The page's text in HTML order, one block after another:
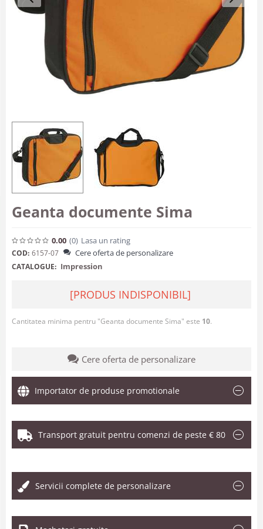
Geanta documente Sima
0.00 (0) Lasa un rating
COD: 6157-07 Cere oferta de personalizare
CATALOGUE: Impression
[PRODUS INDISPONIBIL]
Cantitatea minima pentru "Geanta documente Sima" este 10.
Cere oferta de personalizare
Importator de produse promotionale
Transport gratuit pentru comenzi de peste € 80
Servicii complete de personalizare